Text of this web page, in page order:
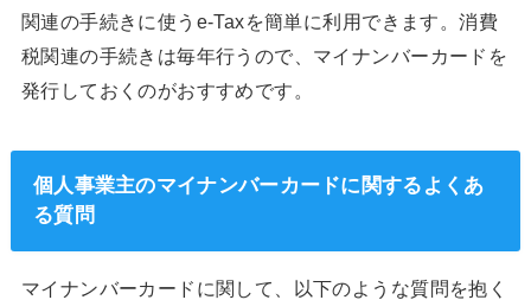
関連の手続きに使うe-Taxを簡単に利用できます。消費
税関連の手続きは毎年行うので、マイナンバーカードを
発行しておくのがおすすめです。
個人事業主のマイナンバーカードに関するよくあ
る質問
マイナンバーカードに関して、以下のような質問を抱く